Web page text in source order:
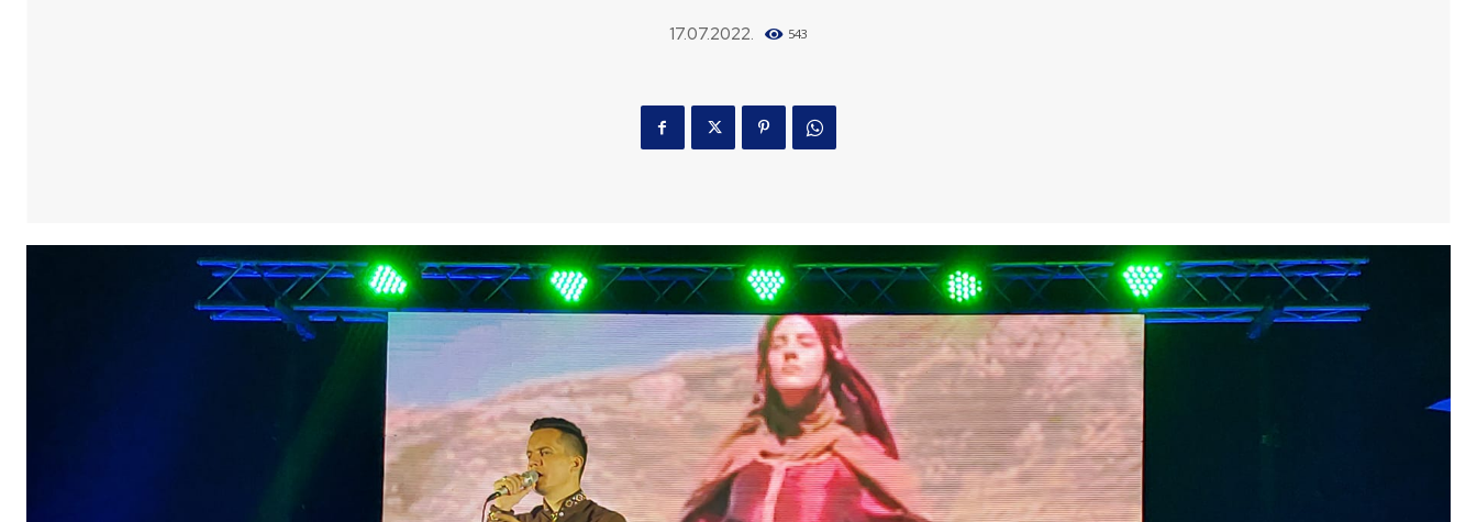
17.07.2022. 543